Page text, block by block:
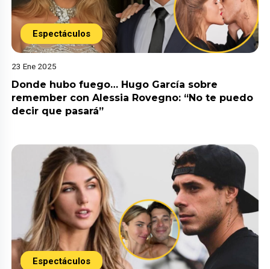
Espectáculos
23 Ene 2025
Donde hubo fuego… Hugo García sobre
remember con Alessia Rovegno: “No te puedo
decir que pasará”
Espectáculos